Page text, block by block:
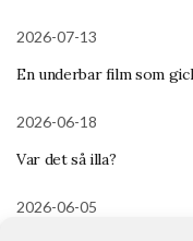
2026-07-13
En underbar film som
2026-06-18
Var det så illa?
2026-06-05